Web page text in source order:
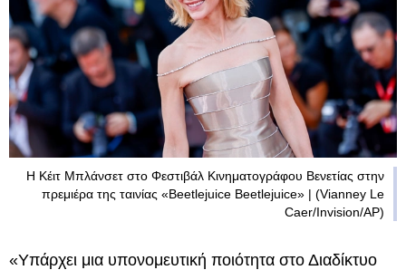
Η Κέιτ Μπλάνσετ στο Φεστιβάλ Κινηματογράφου Βενετίας στην
πρεμιέρα της ταινίας «Beetlejuice Beetlejuice» | (Vianney Le
Caer/Invision/AP)
«Υπάρχει μια υπονομευτική ποιότητα στο Διαδίκτυο